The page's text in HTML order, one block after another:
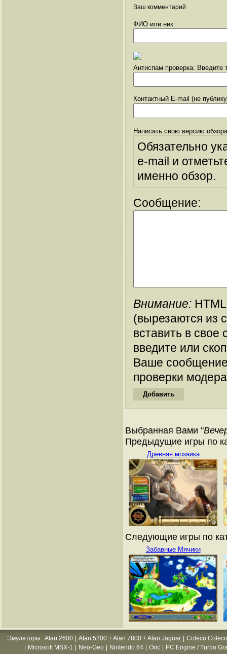
Ваш комментарий
ФИО или ник:
Антиспам проверка: Введите
Контактный E-mail (не
Написать свою версию
Обязательно
e-mail и
именно обзор.
Сообщение:
Внимание:
(вырезаются из
вставить в
введите или
Ваше
проверки
Выбранная Вами "
Предыдущие игры по
Древняя мозаика
Следующие игры по
Забавные Мячики
Эмуляторы : Atari 2600 Atari 5200 + Atari 7800 + Atari Jaguar
Coleco
Microsoft MSX-1 Neo-Geo Nintendo 64 Oric
PC Engine / Turbo